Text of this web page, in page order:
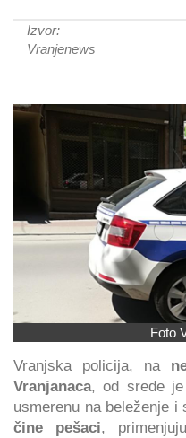
Izvor:
Vranjenews
Foto
Vranjska policija, na
Vranjanaca, od srede je
usmerenu na beleženje i
čine pešaci,